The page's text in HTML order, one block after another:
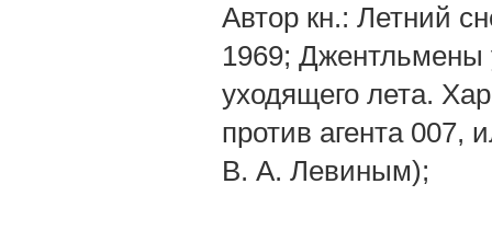
Автор кн.: Летний
1969; Джентльмены
уходящего лета.
против агента 007,
В. А. Левиным);